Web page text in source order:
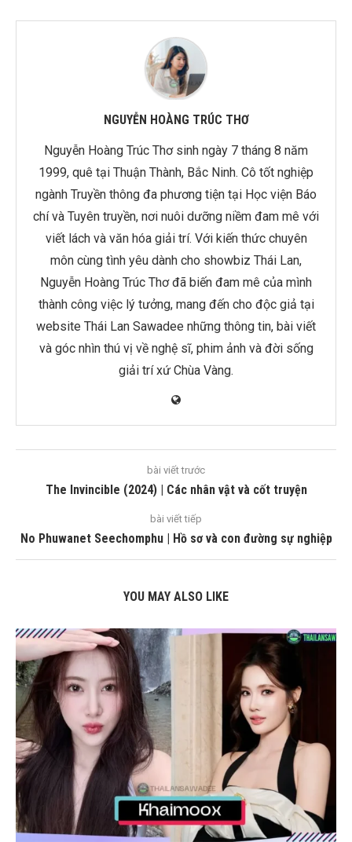
NGUYỄN HOÀNG TRÚC THƠ
Nguyễn Hoàng Trúc Thơ sinh ngày 7 tháng 8 năm
1999, quê tại Thuận Thành, Bắc Ninh. Cô tốt nghiệp
ngành Truyền thông đa phương tiện tại Học viện Báo
chí và Tuyên truyền, nơi nuôi dưỡng niềm đam mê với
viết lách và văn hóa giải trí. Với kiến thức chuyên
môn cùng tình yêu dành cho showbiz Thái Lan,
Nguyễn Hoàng Trúc Thơ đã biến đam mê của mình
thành công việc lý tưởng, mang đến cho độc giả tại
website Thái Lan Sawadee những thông tin, bài viết
và góc nhìn thú vị về nghệ sĩ, phim ảnh và đời sống
giải trí xứ Chùa Vàng.
bài viết trước
The Invincible (2024) | Các nhân vật và cốt truyện
bài viết tiếp
No Phuwanet Seechomphu | Hồ sơ và con đường sự nghiệp
YOU MAY ALSO LIKE